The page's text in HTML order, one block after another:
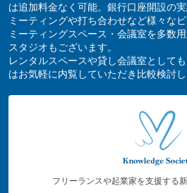
は追加料金なく可能。銀行口座開設の実
ミーティングや打ち合わせなど様々な
ミーティングスペース・会議室を多数
スタジオもございます。
レンタルスペースや貸し会議室として
はお気軽に内覧していただき比較検討し
フリーランスや起業家を支援する